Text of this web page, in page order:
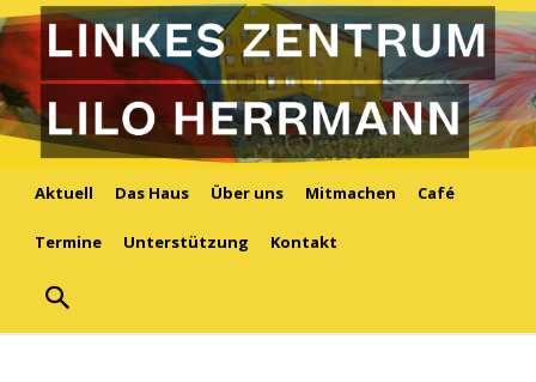
Aktuell Das Haus Über uns Mitmachen Café
Termine Unterstützung Kontakt